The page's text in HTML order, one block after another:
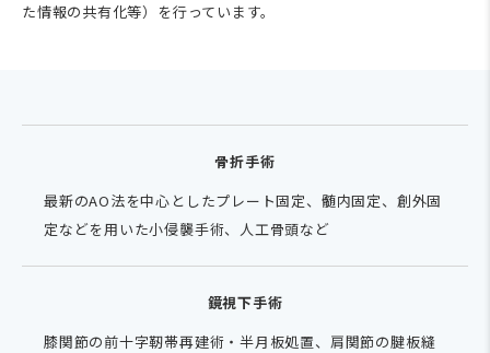
た情報の共有化等）を行っています。
骨折手術
最新のAO法を中心としたプレート固定、髄内固定、創外固
定などを用いた小侵襲手術、人工骨頭など
鏡視下手術
膝関節の前十字靭帯再建術・半月板処置、肩関節の腱板縫